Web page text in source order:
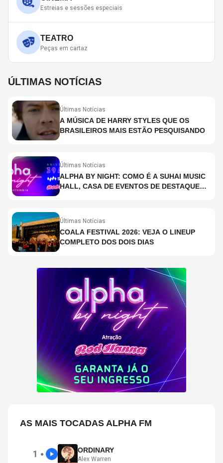
Estreias e sessões especiais
TEATRO
Peças em cartaz
ÚLTIMAS NOTÍCIAS
Últimas Notícias
A MÚSICA DE HARRY STYLES QUE OS
BRASILEIROS MAIS ESTÃO PESQUISANDO
Últimas Notícias
ALPHA BY NIGHT: COMO É A SUHAI MUSIC
HALL, CASA DE EVENTOS DE DESTAQUE
Últimas Notícias
COALA FESTIVAL 2026: VEJA O LINEUP
COMPLETO DOS DOIS DIAS
AS MAIS TOCADAS ALPHA FM
1 ● ORDINARY
Alex Warren